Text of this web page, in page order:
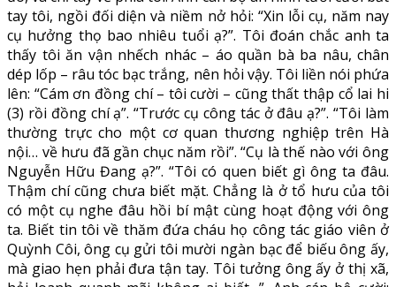
tay tôi, ngồi đối diện và niềm nở hỏi: “Xin lỗi cụ, năm nay
cụ hưởng thọ bao nhiêu tuổi ạ?”. Tôi đoán chắc anh ta
thấy tôi ăn vận nhếch nhác – áo quần bà ba nâu, chân
dép lốp – râu tóc bạc trắng, nên hỏi vậy. Tôi liền nói phứa
lên: “Cám ơn đồng chí – tôi cười – cũng thất thập cổ lai hi
(3) rồi đồng chí ạ”. “Trước cụ công tác ở đâu ạ?”. “Tôi làm
thường trực cho một cơ quan thương nghiệp trên Hà
nội… về hưu đã gần chục năm rồi”. “Cụ là thế nào với ông
Nguyễn Hữu Đang ạ?”. “Tôi có quen biết gì ông ta đâu.
Thậm chí cũng chưa biết mặt. Chẳng là ở tổ hưu của tôi
có một cụ nghe đâu hồi bí mật cùng hoạt động với ông
ta. Biết tin tôi về thăm đứa cháu họ công tác giáo viên ở
Quỳnh Côi, ông cụ gửi tôi mười ngàn bạc để biếu ông ấy,
mà giao hẹn phải đưa tận tay. Tôi tưởng ông ấy ở thị xã,